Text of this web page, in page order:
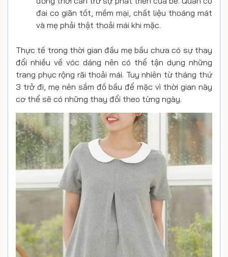
đai co giãn tốt, mềm mại, chất liệu thoáng mát
và mẹ phải thật thoải mái khi mặc.
Thực tế trong thời gian đầu mẹ bầu chưa có sự thay
đổi nhiều về vóc dáng nên có thể tận dụng những
trang phục rộng rãi thoải mái. Tuy nhiên từ tháng thứ
3 trở đi, mẹ nên sắm đồ bầu để mặc vì thời gian này
cơ thể sẽ có những thay đổi theo từng ngày.